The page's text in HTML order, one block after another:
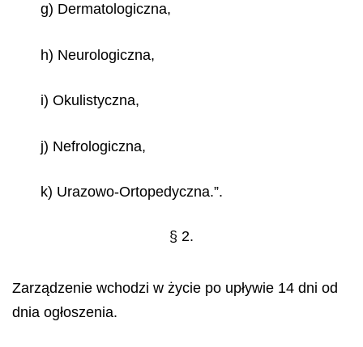
g) Dermatologiczna,
h) Neurologiczna,
i) Okulistyczna,
j) Nefrologiczna,
k) Urazowo-Ortopedyczna.”.
§ 2.
Zarządzenie wchodzi w życie po upływie 14 dni od
dnia ogłoszenia.